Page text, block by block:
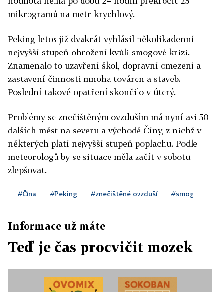
mikrogramů na metr krychlový.
Peking letos již dvakrát vyhlásil několikadenní
nejvyšší stupeň ohrožení kvůli smogové krizi.
Znamenalo to uzavření škol, dopravní omezení a
zastavení činnosti mnoha továren a staveb.
Poslední takové opatření skončilo v úterý.
Problémy se znečištěným ovzduším má nyní asi 50
dalších měst na severu a východě Číny, z nichž v
některých platí nejvyšší stupeň poplachu. Podle
meteorologů by se situace měla začít v sobotu
zlepšovat.
#Čína #Peking #znečištěné ovzduší #smog
Informace už máte
Teď je čas procvičit mozek